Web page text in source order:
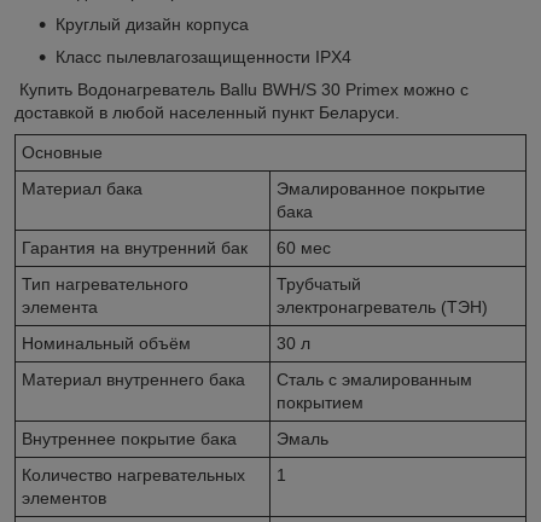
Круглый дизайн корпуса
Класс пылевлагозащищенности IPX4
Купить Водонагреватель Ballu BWH/S 30 Primex можно с
доставкой в любой населенный пункт Беларуси.
Основные
Материал бака
Эмалированное покрытие
бака
Гарантия на внутренний бак
60 мес
Тип нагревательного
элемента
Трубчатый
электронагреватель (ТЭН)
Номинальный объём
30 л
Материал внутреннего бака
Сталь с эмалированным
покрытием
Внутреннее покрытие бака
Эмаль
Количество нагревательных
элементов
1